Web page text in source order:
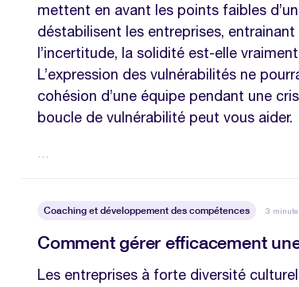
mettent en avant les points faibles
déstabilisent les entreprises,
l’incertitude, la solidité est-elle
L’expression des vulnérabilités ne
cohésion d’une équipe pendant une
boucle de vulnérabilité peut vous aider.
Coaching et développement des compétences 3
Comment gérer efficacement
Les entreprises à forte diversité